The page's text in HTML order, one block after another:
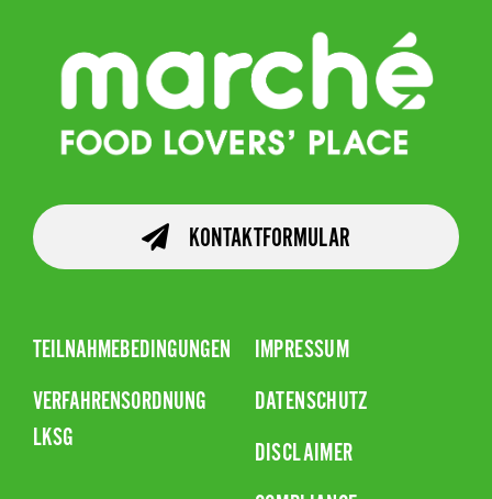
KONTAKTFORMULAR
TEILNAHMEBEDINGUNGEN
VERFAHRENSORDNUNG
LKSG
IMPRESSUM
DATENSCHUTZ
DISCLAIMER